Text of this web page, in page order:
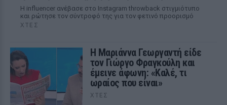
Η influencer ανέβασε στο Instagram throwback στιγμιότυπο
και ρώτησε τον σύντροφό της για τον φετινό προορισμό
ΧΤΕΣ
Η Μαριάννα Γεωργαντή είδε
τον Γιώργο Φραγκούλη και
έμεινε άφωνη: «Καλέ, τι
ωραίος που είναι»
ΧΤΕΣ